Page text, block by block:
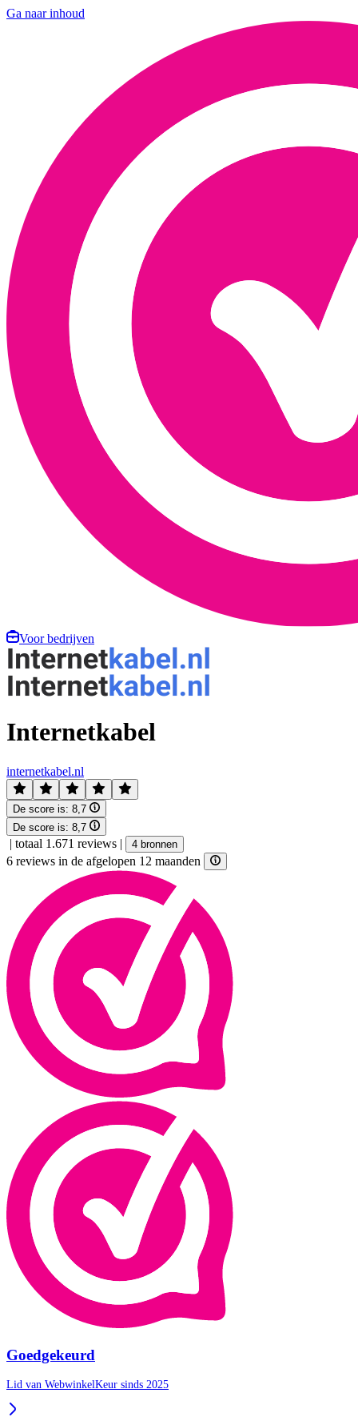
Ga naar inhoud
Voor bedrijven
Internetkabel
internetkabel.nl
De score is: 8,7
De score is: 8,7
| totaal 1.671 reviews | 4 bronnen
6 reviews in de afgelopen 12 maanden
Goedgekeurd
Lid van WebwinkelKeur sinds 2025